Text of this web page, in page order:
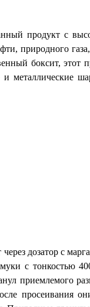
продукт с
природного
боксит, этот
и металлические
дозатор с
муки с
приемлемого
просеивания